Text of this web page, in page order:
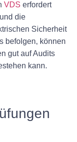
VDS erfordert
die
Sicherheit
befolgen, können
gut auf Audits
kann.